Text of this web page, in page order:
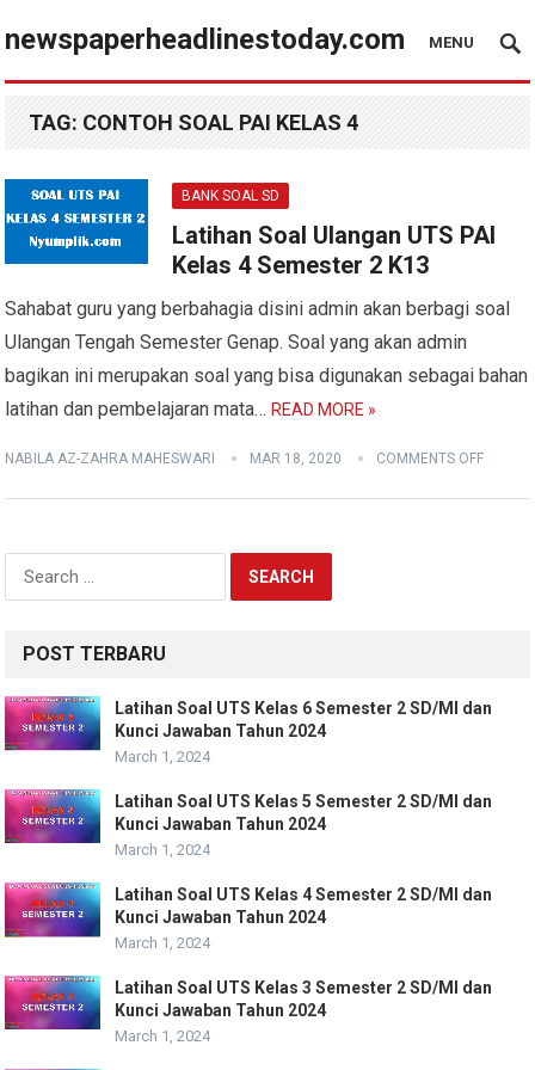
newspaperheadlinestoday.com MENU
TAG: CONTOH SOAL PAI KELAS 4
BANK SOAL SD
Latihan Soal Ulangan UTS PAI
Kelas 4 Semester 2 K13
Sahabat guru yang berbahagia disini admin akan berbagi soal
Ulangan Tengah Semester Genap. Soal yang akan admin
bagikan ini merupakan soal yang bisa digunakan sebagai bahan
latihan dan pembelajaran mata…READ MORE »
NABILA AZ-ZAHRA MAHESWARI MAR 18, 2020 COMMENTS OFF
Search
for:
POST TERBARU
Latihan Soal UTS Kelas 6 Semester 2 SD/MI dan
Kunci Jawaban Tahun 2024
March 1, 2024
Latihan Soal UTS Kelas 5 Semester 2 SD/MI dan
Kunci Jawaban Tahun 2024
March 1, 2024
Latihan Soal UTS Kelas 4 Semester 2 SD/MI dan
Kunci Jawaban Tahun 2024
March 1, 2024
Latihan Soal UTS Kelas 3 Semester 2 SD/MI dan
Kunci Jawaban Tahun 2024
March 1, 2024